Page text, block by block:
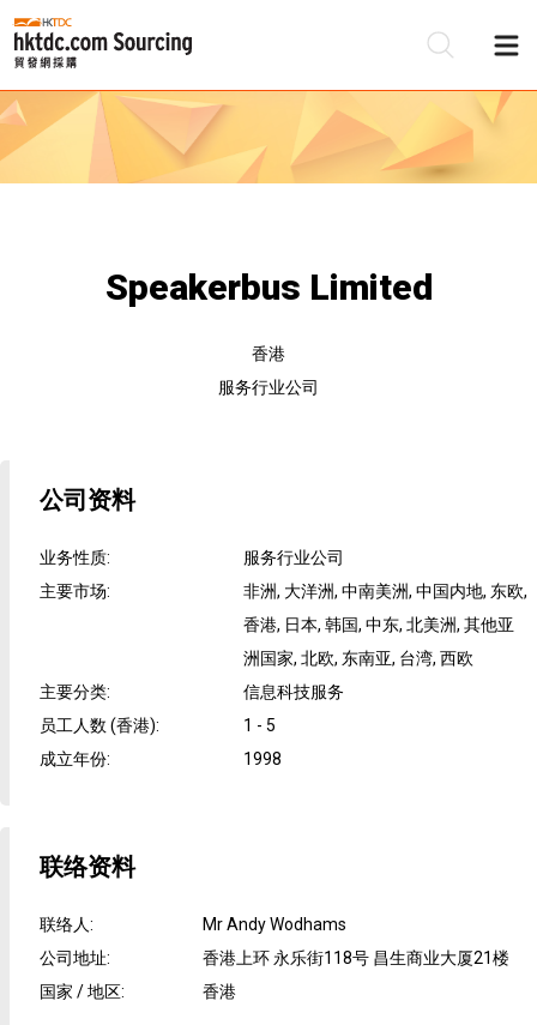
Speakerbus Limited
香港
服务行业公司
公司资料
业务性质:
服务行业公司
主要市场:
非洲, 大洋洲, 中南美洲, 中国内地, 东欧,
香港, 日本, 韩国, 中东, 北美洲, 其他亚
洲国家, 北欧, 东南亚, 台湾, 西欧
主要分类:
信息科技服务
员工人数 (香港):
1 - 5
成立年份: 1998
联络资料
联络人:
Mr Andy Wodhams
公司地址:
香港上环 永乐街118号 昌生商业大厦21楼
国家 / 地区: 香港